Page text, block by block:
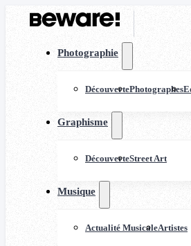
Photographie
DécouvertePhotographes
Graphisme
DécouverteStreet Art
Musique
Actualité MusicaleArtistes